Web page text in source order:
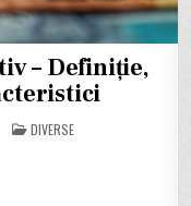
– Definiție,
POSTED
IN
DIVERSE